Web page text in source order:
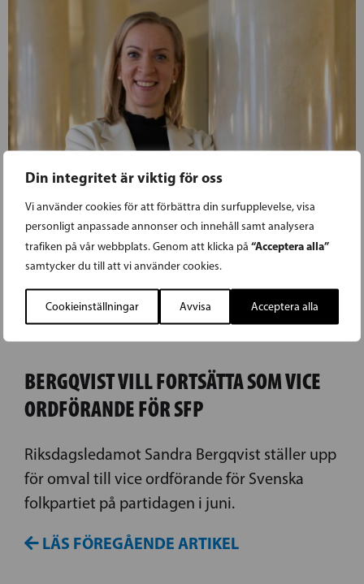
Din integritet är viktig för oss
Vi använder cookies för att förbättra din surfupplevelse, visa
personligt anpassade annonser och innehåll samt analysera
trafiken på vår webbplats. Genom att klicka på “Acceptera alla”
samtycker du till att vi använder cookies.
Cookieinställningar Avvisa Acceptera alla
BERGQVIST VILL FORTSÄTTA SOM VICE
ORDFÖRANDE FÖR SFP
Riksdagsledamot Sandra Bergqvist ställer upp
för omval till vice ordförande för Svenska
folkpartiet på partidagen i juni.
LÄS FÖREGÅENDE ARTIKEL